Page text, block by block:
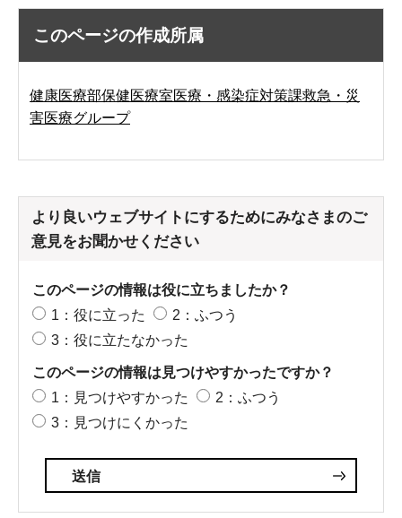
このページの作成所属
健康医療部保健医療室医療・感染症対策課救急・災
害医療グループ
より良いウェブサイトにするためにみなさまのご
意見をお聞かせください
このページの情報は役に立ちましたか？
1：役に立った
2：ふつう
3：役に立たなかった
このページの情報は見つけやすかったですか？
1：見つけやすかった
2：ふつう
3：見つけにくかった